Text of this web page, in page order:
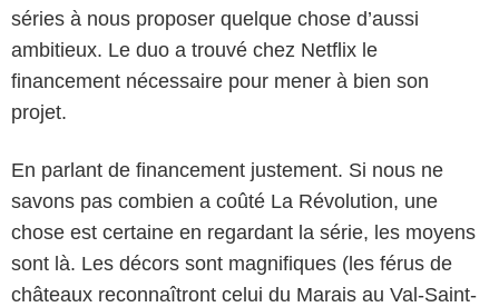
séries à nous proposer quelque chose d’aussi
ambitieux. Le duo a trouvé chez Netflix le
financement nécessaire pour mener à bien son
projet.
En parlant de financement justement. Si nous ne
savons pas combien a coûté La Révolution, une
chose est certaine en regardant la série, les moyens
sont là. Les décors sont magnifiques (les férus de
châteaux reconnaîtront celui du Marais au Val-Saint-